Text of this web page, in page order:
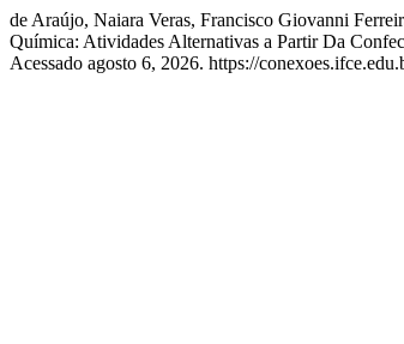
de Araújo, Naiara Veras, Francisco Giovanni
Química: Atividades Alternativas a Partir Da
Acessado agosto 6, 2026. https://